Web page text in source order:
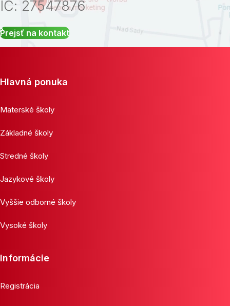
IČ: 27547876
Prejsť na kontakt
Hlavná ponuka
Materské školy
Základné školy
Stredné školy
Jazykové školy
Vyššie odborné školy
Vysoké školy
Informácie
Registrácia